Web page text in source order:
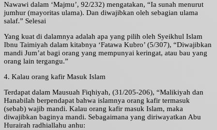
Nawawi dalam ‘Majmu’, 92/232) mengatakan, “Ia sunah menurut
jumhur (mayoritas ulama). Dan diwajibkan oleh sebagian ulama
salaf.” Selesai
Yang kuat di dalamnya adalah apa yang pilih oleh Syeikhul Islam
Ibnu Taimiyah dalam kitabnya ‘Fatawa Kubro’ (5/307), “Diwajibkan
mandi Jum’at bagi orang yang mempunyai keringat, atau bau yang
orang lain tergangu.”
4. Kalau orang kafir Masuk Islam
Terdapat dalam Mausuah Fiqhiyah, (31/205-206), “Malikiyah dan
Hanabilah berpendapat bahwa islamnya orang kafir termasuk
(sebab) wajib mandi. Kalau orang kafir masuk Islam, maka
diwajibkan baginya mandi. Sebagaimana yang diriwayatkan Abu
Hurairah radhiallahu anhu: